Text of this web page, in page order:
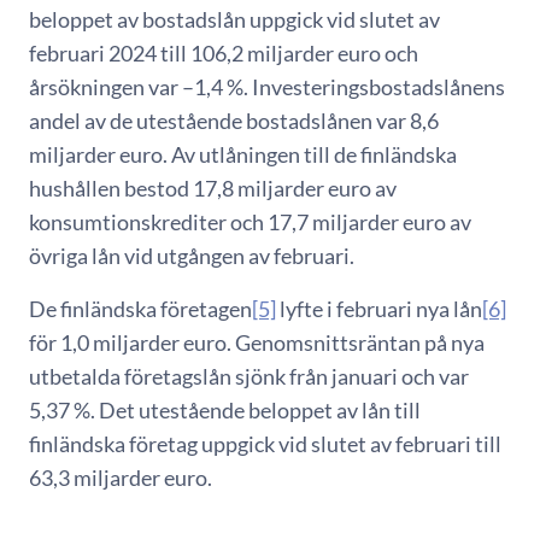
beloppet av bostadslån uppgick vid slutet av
februari 2024 till 106,2 miljarder euro och
årsökningen var –1,4 %. Investeringsbostadslånens
andel av de utestående bostadslånen var 8,6
miljarder euro. Av utlåningen till de finländska
hushållen bestod 17,8 miljarder euro av
konsumtionskrediter och 17,7 miljarder euro av
övriga lån vid utgången av februari.
De finländska företagen[5] lyfte i februari nya lån[6]
för 1,0 miljarder euro. Genomsnittsräntan på nya
utbetalda företagslån sjönk från januari och var
5,37 %. Det utestående beloppet av lån till
finländska företag uppgick vid slutet av februari till
63,3 miljarder euro.